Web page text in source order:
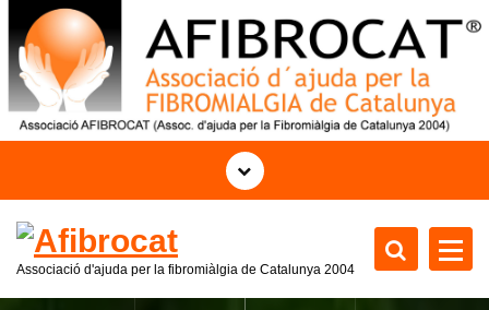
o
n
Associació d'ajuda per la fibromiàlgia de Catalunya 2004